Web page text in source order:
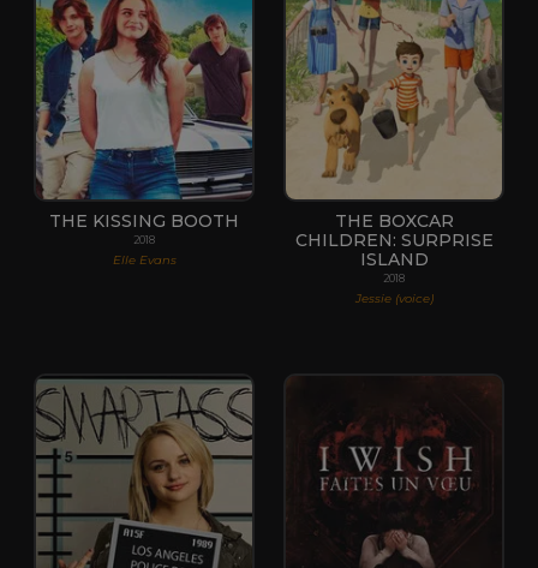
THE KISSING BOOTH
2018
Elle Evans
THE BOXCAR
CHILDREN: SURPRISE
ISLAND
2018
Jessie (voice)